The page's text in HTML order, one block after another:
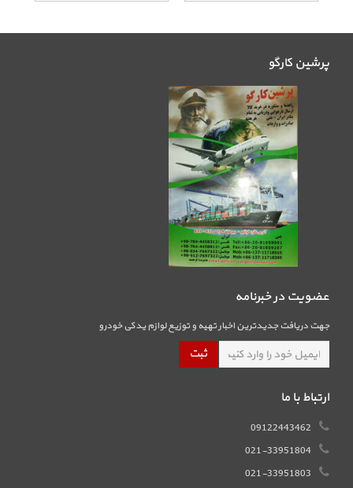
پرشین کارگو
عضویت در خبرنامه
جهت دریافت جدیدترین اخبار تهیه و توزیع لوازم یدکی خودرو
ارتباط با ما
09122443462
021-33951804
021-33951803